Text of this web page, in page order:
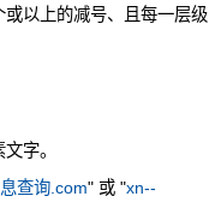
以上的减号、且每一层级
字。
查询.com" 或 "xn--